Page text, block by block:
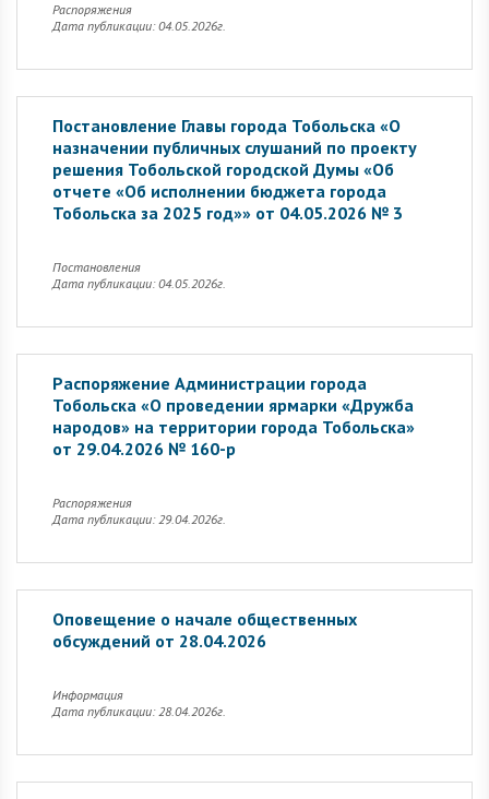
Распоряжения
Дата публикации: 04.05.2026г.
Постановление Главы города Тобольска «О
назначении публичных слушаний по проекту
решения Тобольской городской Думы «Об
отчете «Об исполнении бюджета города
Тобольска за 2025 год»» от 04.05.2026 № 3
Постановления
Дата публикации: 04.05.2026г.
Распоряжение Администрации города
Тобольска «О проведении ярмарки «Дружба
народов» на территории города Тобольска»
от 29.04.2026 № 160-р
Распоряжения
Дата публикации: 29.04.2026г.
Оповещение о начале общественных
обсуждений от 28.04.2026
Информация
Дата публикации: 28.04.2026г.